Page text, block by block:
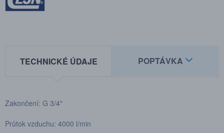
TECHNICKÉ ÚDAJE POPTÁVKA
Zakončení: G 3/4"
Průtok vzduchu: 4000 l/min